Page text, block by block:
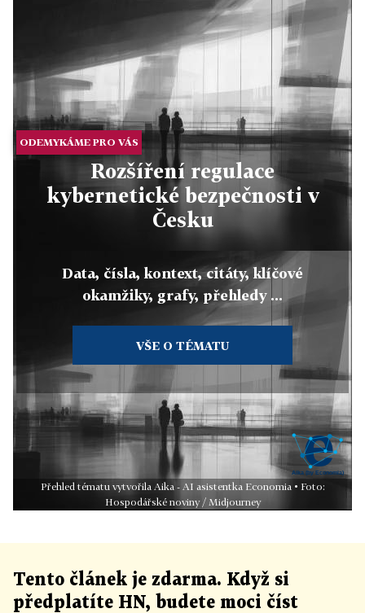
ODEMYKÁME PRO VÁS
Rozšíření regulace
kybernetické bezpečnosti v
Česku
Data, čísla, kontext, citáty, klíčové
okamžiky, grafy, přehledy ...
VŠE O TÉMATU
Přehled tématu vytvořila Aika - AI asistentka Economia • Foto:
Hospodářské noviny / Midjourney
Tento článek je zdarma. Když si
předplatíte HN, budete moci číst